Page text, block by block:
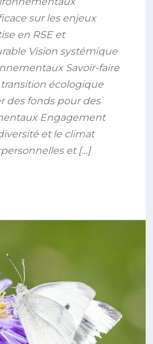
sur les enjeux
en RSE et
Vision systémique
Savoir-faire
écologique
des fonds pour des
Engagement
et le climat
et […]